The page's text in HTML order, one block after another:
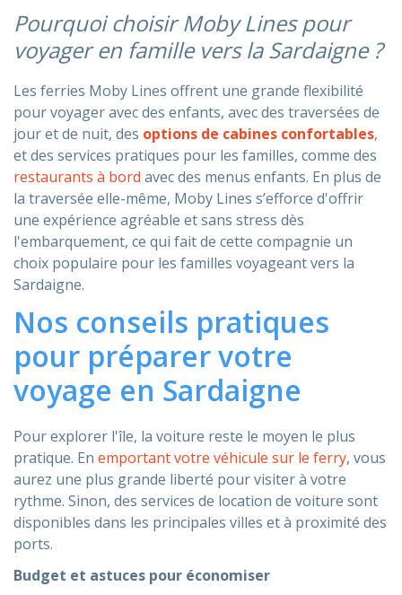
Pourquoi choisir Moby Lines pour
voyager en famille vers la Sardaigne ?
Les ferries Moby Lines offrent une grande flexibilité
pour voyager avec des enfants, avec des traversées de
jour et de nuit, des options de cabines confortables,
et des services pratiques pour les familles, comme des
restaurants à bord avec des menus enfants. En plus de
la traversée elle-même, Moby Lines s’efforce d'offrir
une expérience agréable et sans stress dès
l'embarquement, ce qui fait de cette compagnie un
choix populaire pour les familles voyageant vers la
Sardaigne.
Nos conseils pratiques
pour préparer votre
voyage en Sardaigne
Pour explorer l'île, la voiture reste le moyen le plus
pratique. En emportant votre véhicule sur le ferry, vous
aurez une plus grande liberté pour visiter à votre
rythme. Sinon, des services de location de voiture sont
disponibles dans les principales villes et à proximité des
ports.
Budget et astuces pour économiser